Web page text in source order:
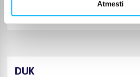
Atmesti
Tyli, tvirta ir patvari
DUK